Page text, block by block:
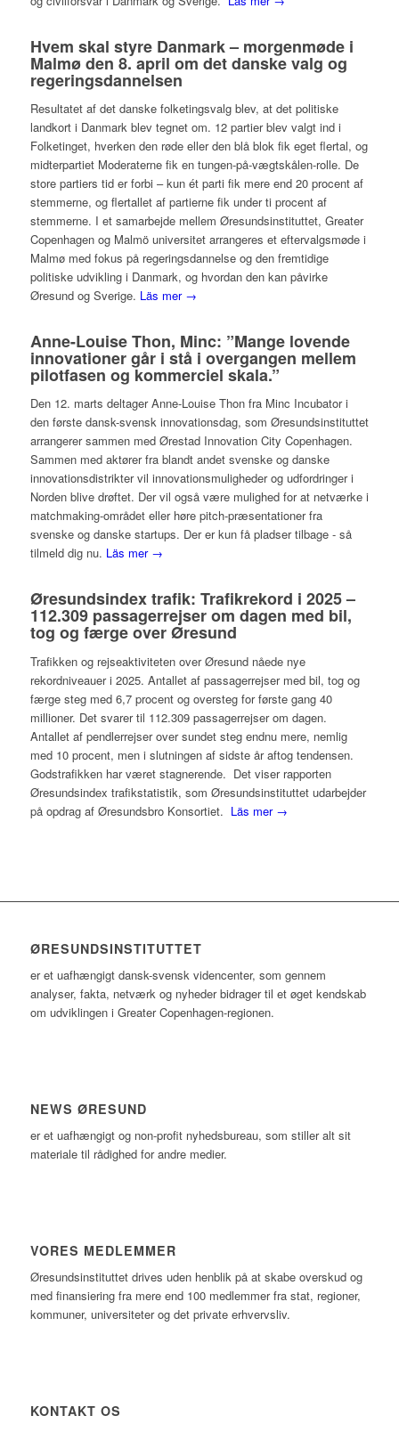
Hvem skal styre Danmark – morgenmøde i
Malmø den 8. april om det danske valg og
regeringsdannelsen
Resultatet af det danske folketingsvalg blev, at det politiske
landkort i Danmark blev tegnet om. 12 partier blev valgt ind i
Folketinget, hverken den røde eller den blå blok fik eget flertal, og
midterpartiet Moderaterne fik en tungen-på-vægtskålen-rolle. De
store partiers tid er forbi – kun ét parti fik mere end 20 procent af
stemmerne, og flertallet af partierne fik under ti procent af
stemmerne. I et samarbejde mellem Øresundsinstituttet, Greater
Copenhagen og Malmö universitet arrangeres et eftervalgsmøde i
Malmø med fokus på regeringsdannelse og den fremtidige
politiske udvikling i Danmark, og hvordan den kan påvirke
Øresund og Sverige. Läs mer →
Anne-Louise Thon, Minc: ”Mange lovende
innovationer går i stå i overgangen mellem
pilotfasen og kommerciel skala.”
Den 12. marts deltager Anne-Louise Thon fra Minc Incubator i
den første dansk-svensk innovationsdag, som Øresundsinstituttet
arrangerer sammen med Ørestad Innovation City Copenhagen.
Sammen med aktører fra blandt andet svenske og danske
innovationsdistrikter vil innovationsmuligheder og udfordringer i
Norden blive drøftet. Der vil også være mulighed for at netværke i
matchmaking-området eller høre pitch-præsentationer fra
svenske og danske startups. Der er kun få pladser tilbage - så
tilmeld dig nu. Läs mer →
Øresundsindex trafik: Trafikrekord i 2025 –
112.309 passagerrejser om dagen med bil,
tog og færge over Øresund
Trafikken og rejseaktiviteten over Øresund nåede nye
rekordniveauer i 2025. Antallet af passagerrejser med bil, tog og
færge steg med 6,7 procent og oversteg for første gang 40
millioner. Det svarer til 112.309 passagerrejser om dagen.
Antallet af pendlerrejser over sundet steg endnu mere, nemlig
med 10 procent, men i slutningen af sidste år aftog tendensen.
Godstrafikken har været stagnerende. Det viser rapporten
Øresundsindex trafikstatistik, som Øresundsinstituttet udarbejder
på opdrag af Øresundsbro Konsortiet. Läs mer →
ØRESUNDSINSTITUTTET
er et uafhængigt dansk-svensk videncenter, som gennem
analyser, fakta, netværk og nyheder bidrager til et øget kendskab
om udviklingen i Greater Copenhagen-regionen.
NEWS ØRESUND
er et uafhængigt og non-profit nyhedsbureau, som stiller alt sit
materiale til rådighed for andre medier.
VORES MEDLEMMER
Øresundsinstituttet drives uden henblik på at skabe overskud og
med finansiering fra mere end 100 medlemmer fra stat, regioner,
kommuner, universiteter og det private erhvervsliv.
KONTAKT OS